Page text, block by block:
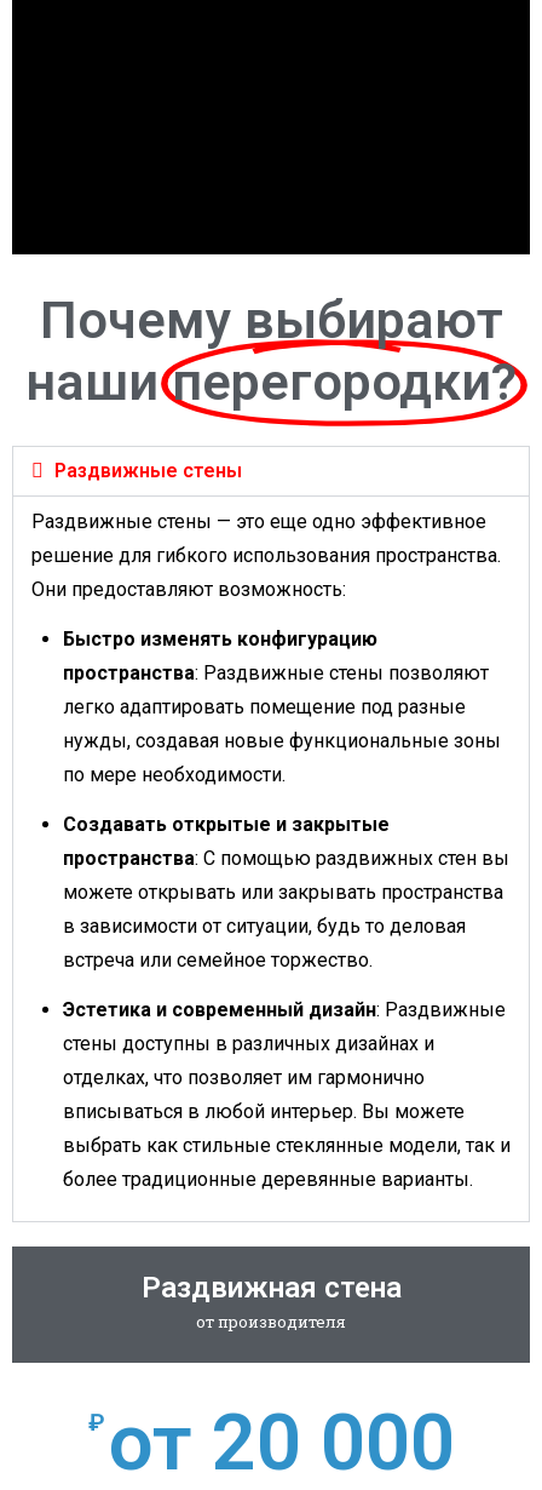
Почему выбирают
нашиперегородки?
Раздвижные стены
Раздвижные стены — это еще одно эффективное
решение для гибкого использования пространства.
Они предоставляют возможность:
Быстро изменять конфигурацию
пространства: Раздвижные стены позволяют
легко адаптировать помещение под разные
нужды, создавая новые функциональные зоны
по мере необходимости.
Создавать открытые и закрытые
пространства: С помощью раздвижных стен вы
можете открывать или закрывать пространства
в зависимости от ситуации, будь то деловая
встреча или семейное торжество.
Эстетика и современный дизайн: Раздвижные
стены доступны в различных дизайнах и
отделках, что позволяет им гармонично
вписываться в любой интерьер. Вы можете
выбрать как стильные стеклянные модели, так и
более традиционные деревянные варианты.
Раздвижная стена
от производителя
₽ от 20 000